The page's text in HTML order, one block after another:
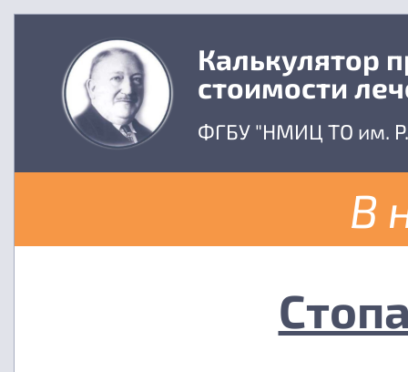
Калькулятор
стоимости
ФГБУ "НМИЦ ТО им.
В